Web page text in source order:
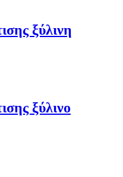
ξύλινη
ξύλινο